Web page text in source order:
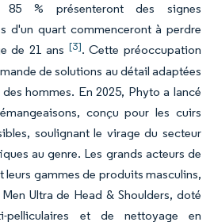
% présenteront des signes
d'un quart commenceront à perdre
de 21 ans [3]. Cette préoccupation
de solutions au détail adaptées
hommes. En 2025, Phyto a lancé
conçu pour les cuirs
soulignant le virage du secteur
au genre. Les grands acteurs de
gammes de produits masculins,
Ultra de Head & Shoulders, doté
pelliculaires et de nettoyage en